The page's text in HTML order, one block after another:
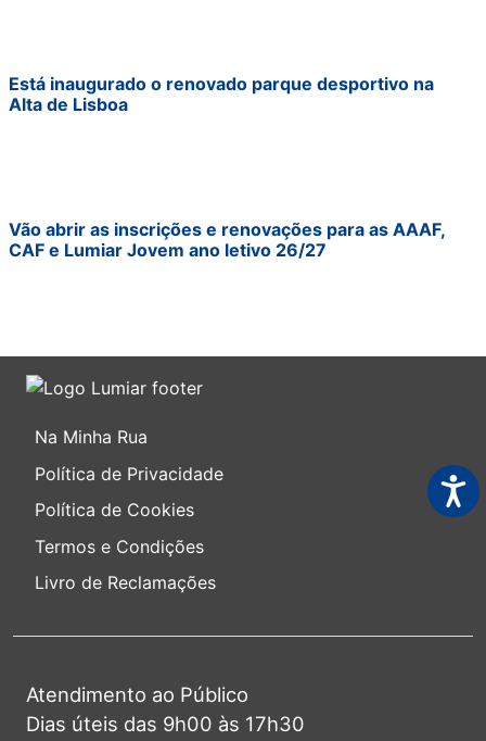
Está inaugurado o renovado parque desportivo na
Alta de Lisboa
Vão abrir as inscrições e renovações para as AAAF,
CAF e Lumiar Jovem ano letivo 26/27
Na Minha Rua
Política de Privacidade
Política de Cookies
Termos e Condições
Livro de Reclamações
Atendimento ao Público
Dias úteis das 9h00 às 17h30